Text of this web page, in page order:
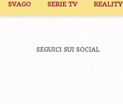
SVAGO SERIE TV REALITY
SEGUICI SUI SOCIAL